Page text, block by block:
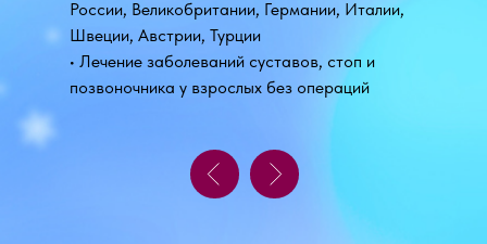
России, Великобритании, Германии, Италии,
Швеции, Австрии, Турции
• Лечение заболеваний суставов, стоп и
позвоночника у взрослых без операций